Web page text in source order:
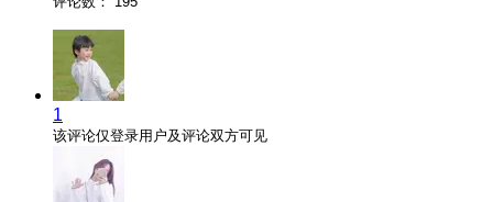
1
该评论仅登录用户及评论双方可见